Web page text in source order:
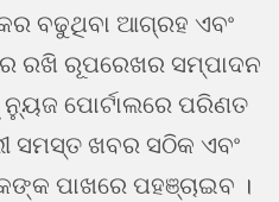
ବଢୁଥିବା ଆଗ୍ରହ ଏବଂ
ରଖି ରୂପରେଖର ସମ୍ପାଦନ
ପୋର୍ଟାଲରେ ପରିଣତ
ସମସ୍ତ ଖବର ସଠିକ ଏବଂ
ପାଖରେ ପହଞ୍ଚାଇବ ।